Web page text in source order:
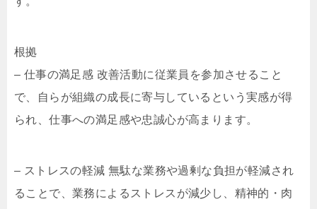
根拠
– 仕事の満足感 改善活動に従業員を参加させること
で、自らが組織の成長に寄与しているという実感が得
られ、仕事への満足感や忠誠心が高まります。
– ストレスの軽減 無駄な業務や過剰な負担が軽減され
ることで、業務によるストレスが減少し、精神的・肉